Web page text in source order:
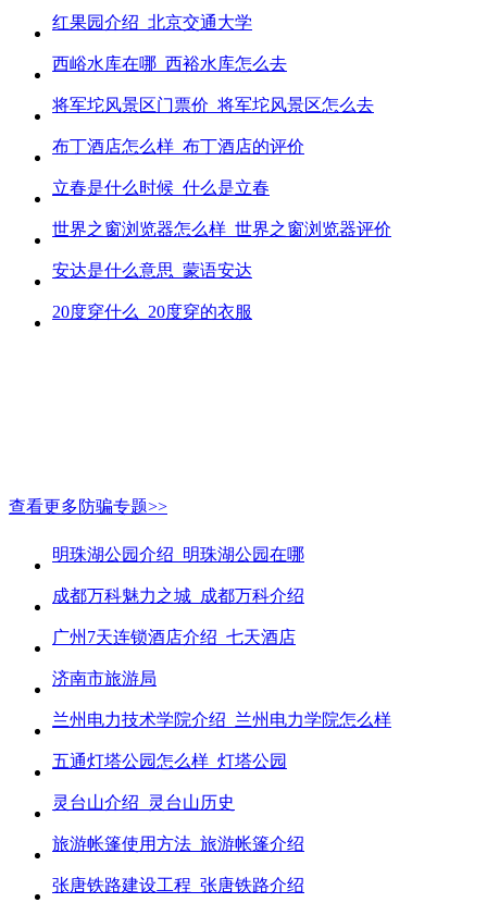
红果园介绍_北京交通大学
西峪水库在哪_西裕水库怎么去
将军坨风景区门票价_将军坨风景区怎么去
布丁酒店怎么样_布丁酒店的评价
立春是什么时候_什么是立春
世界之窗浏览器怎么样_世界之窗浏览器评价
安达是什么意思_蒙语安达
20度穿什么_20度穿的衣服
查看更多防骗专题>>
明珠湖公园介绍_明珠湖公园在哪
成都万科魅力之城_成都万科介绍
广州7天连锁酒店介绍_七天酒店
济南市旅游局
兰州电力技术学院介绍_兰州电力学院怎么样
五通灯塔公园怎么样_灯塔公园
灵台山介绍_灵台山历史
旅游帐篷使用方法_旅游帐篷介绍
张唐铁路建设工程_张唐铁路介绍